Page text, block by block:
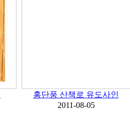
홍단풍 산책로 유도사인
2011-08-05